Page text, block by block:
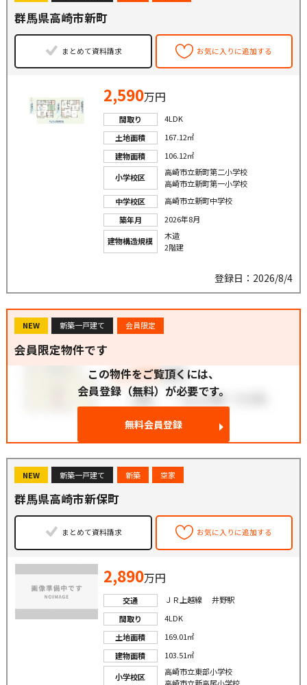
群馬県高崎市新町
まとめて資料請求 お気に入りに追加する
2,590万円
間取り
4LDK
土地面積
167.12㎡
建物面積
106.12㎡
小学校区
高崎市立新町第二小学校
高崎市立新町第一小学校
中学校区
高崎市立新町中学校
築年月
2026年8月
建物構造規模
木造
2階建
登録日：2026/8/4
NEW 新築一戸建て 会員限定
会員限定物件です
この物件をご覧頂くには、
会員登録（無料）が必要です。
無料会員登録
NEW 新築一戸建て 新築 空家
群馬県高崎市新保町
まとめて資料請求 お気に入りに追加する
2,890万円
交通
ＪＲ上越線 井野駅
間取り
4LDK
土地面積
169.01㎡
建物面積
103.51㎡
小学校区
高崎市立東部小学校